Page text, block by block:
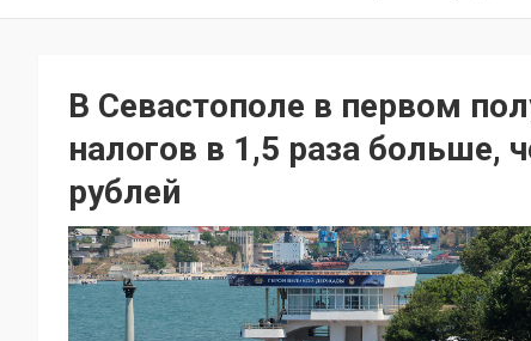
В Севастополе в первом
налогов в 1,5 раза больше,
рублей